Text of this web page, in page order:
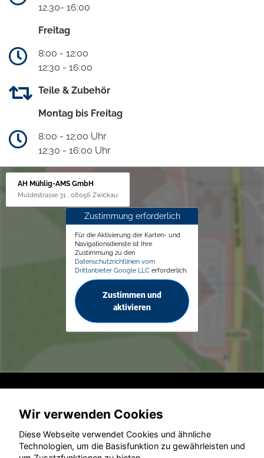
12.30- 16:00
Freitag
8:00 - 12:00
12:30 - 16:00
Teile & Zubehör
Montag bis Freitag
8:00 - 12:00 Uhr
12:30 - 16:00 Uhr
AH Mühlig-AMS GmbH
Muldestrasse 31 , 08056 Zwickau
Zustimmung erforderlich
Für die Aktivierung der Karten- und
Navigationsdienste ist Ihre
Zustimmung zu den
Datenschutzrichtlinien vom
Drittanbieter Google LLC erforderlich.
Zustimmen und
aktivieren
Wir verwenden Cookies
Diese Webseite verwendet Cookies und ähnliche
Technologien, um die Basisfunktion zu gewährleisten und